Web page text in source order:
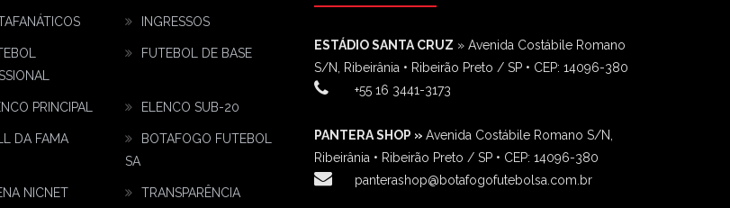
INGRESSOS
FUTEBOL DE BASE
PRINCIPAL ELENCO SUB-20
DA FAMA
BOTAFOGO FUTEBOL
SA
NICNET TRANSPARÊNCIA
ESTÁDIO SANTA CRUZ » Avenida Costábile Romano
S/N, Ribeirânia • Ribeirão Preto / SP • CEP: 14096-380
‎+55 16 3441-3173
PANTERA SHOP » Avenida Costábile Romano S/N,
Ribeirânia • Ribeirão Preto / SP • CEP: 14096-380
panterashop@botafogofutebolsa.com.br